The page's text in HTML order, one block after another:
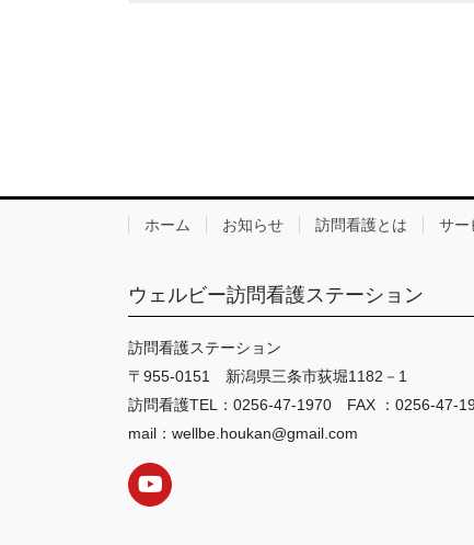
ホーム お知らせ 訪問看護とは サー
ウェルビー訪問看護ステーション
訪問看護ステーション
〒955-0151 新潟県三条市荻堀1182－1
訪問看護TEL：0256-47-1970 FAX ：0256-47-
mail：wellbe.houkan@gmail.com